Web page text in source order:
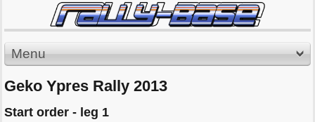
Menu
Geko Ypres Rally 2013
Start order - leg 1